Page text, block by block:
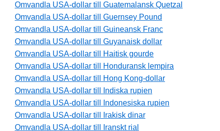
Omvandla USA-dollar till Guatemalansk Quetzal
Omvandla USA-dollar till Guernsey Pound
Omvandla USA-dollar till Guineansk Franc
Omvandla USA-dollar till Guyanaisk dollar
Omvandla USA-dollar till Haitisk gourde
Omvandla USA-dollar till Honduransk lempira
Omvandla USA-dollar till Hong Kong-dollar
Omvandla USA-dollar till Indiska rupien
Omvandla USA-dollar till Indonesiska rupien
Omvandla USA-dollar till Irakisk dinar
Omvandla USA-dollar till Iranskt rial